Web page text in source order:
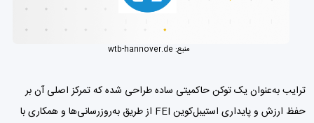
منبع: wtb-hannover.de
ترایب به‌عنوان یک توکن حاکمیتی ساده طراحی شده که تمرکز اصلی آن بر
حفظ ارزش و پایداری استیبل‌کوین FEI از طریق به‌روزرسانی‌ها و همکاری با